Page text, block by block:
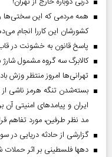
همه مردمی که این سختی‌ها
کشورشان این کاررا انجام
پاسخ قانون به خشونت در
کالابرگ سه گروه مشمول
تهرانی‌ها امروز منتظر وزش
بسته‌شدن تنگه هرمز ناشی از
ایران و پیامد‌های امنیتی
مد نظر طرفین، مورد تفاهم
گزارشی از حادثه دریایی در
دهها فلسطینی بر اثر